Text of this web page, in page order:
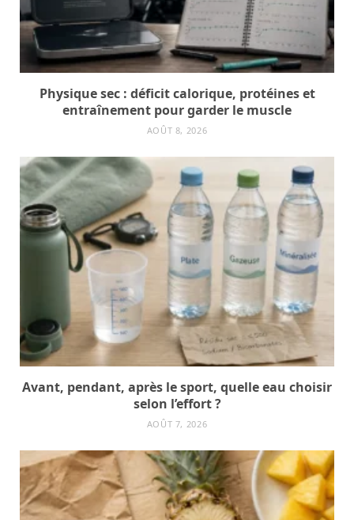
Physique sec : déficit calorique, protéines et
entraînement pour garder le muscle
AOÛT 8, 2026
Avant, pendant, après le sport, quelle eau choisir
selon l’effort ?
AOÛT 7, 2026